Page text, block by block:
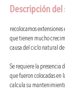
Descripción del
recolocamos extensiones
que tienen mucho
causa del ciclo natural
Se requiere la presencia
que fueron colocadas
calcula su